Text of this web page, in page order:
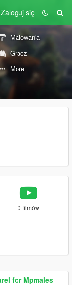
Zaloguj się
Malowania
Gracz
More
0 filmów
for Mpmales